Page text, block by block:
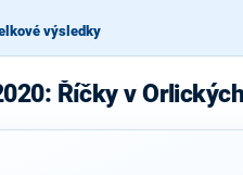
výsledky
Říčky v